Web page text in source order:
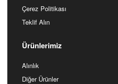
Çerez Politikası
Teklif Alın
Ürünlerimiz
Alınlık
Diğer Ürünler